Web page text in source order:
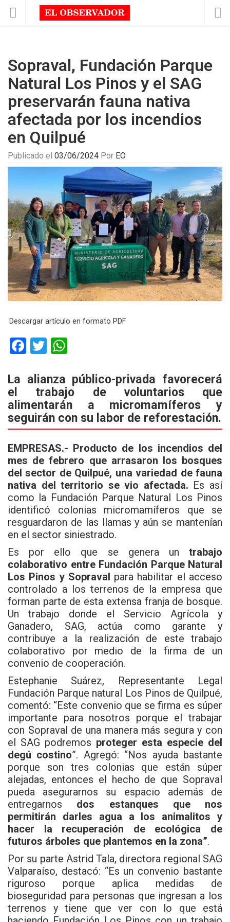
Sopraval, Fundación Parque
Natural Los Pinos y el SAG
preservarán fauna nativa
afectada por los incendios
en Quilpué
Publicado el 03/06/2024 Por EO
Descargar artículo en formato PDF
F
ce
o
o
k
T
tt
er
at
s
A
p
p
La alianza público-privada favorecerá
el trabajo de voluntarios que
alimentarán a micromamíferos y
seguirán con su labor de reforestación.
EMPRESAS.- Producto de los incendios del
mes de febrero que arrasaron los bosques
del sector de Quilpué, una variedad de fauna
nativa del territorio se vio afectada. Es así
como la Fundación Parque Natural Los Pinos
identificó colonias micromamíferos que se
resguardaron de las llamas y aún se mantenían
en el sector siniestrado.
Es por ello que se genera un trabajo
colaborativo entre Fundación Parque Natural
Los Pinos y Sopraval para habilitar el acceso
controlado a los terrenos de la empresa que
forman parte de esta extensa franja de bosque.
Un trabajo donde el Servicio Agrícola y
Ganadero, SAG, actúa como garante y
contribuye a la realización de este trabajo
colaborativo por medio de la firma de un
convenio de cooperación.
Estephanie Suárez, Representante Legal
Fundación Parque natural Los Pinos de Quilpué,
comentó: “Este convenio que se firma es súper
importante para nosotros porque el trabajar
con Sopraval de una manera más segura y con
el SAG podremos proteger esta especie del
degú costino”. Agregó: “Nos ayuda bastante
porque son tres colonias que están súper
alejadas, entonces el hecho de que Sopraval
pueda asegurarnos su espacio además de
entregarnos dos estanques que nos
permitirán darles agua a los animalitos y
hacer la recuperación de ecológica de
futuros árboles que plantemos en la zona”.
Por su parte Astrid Tala, directora regional SAG
Valparaíso, destacó: “Es un convenio bastante
riguroso porque aplica medidas de
bioseguridad para personas que ingresan a los
terrenos y tiene que ver con lo que está